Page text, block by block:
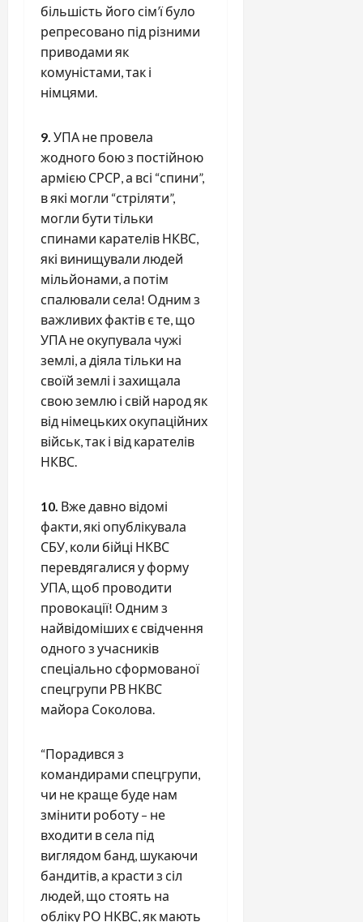
більшість його сім’ї було
репресовано під різними
приводами як
комуністами, так і
німцями.
9. УПА не провела
жодного бою з постійною
армією СРСР, а всі “спини”,
в які могли “стріляти”,
могли бути тільки
спинами карателів НКВС,
які винищували людей
мільйонами, а потім
спалювали села! Одним з
важливих фактів є те, що
УПА не окупувала чужі
землі, а діяла тільки на
своїй землі і захищала
свою землю і свій народ як
від німецьких окупаційних
військ, так і від карателів
НКВС.
10. Вже давно відомі
факти, які опублікувала
СБУ, коли бійці НКВС
перевдягалися у форму
УПА, щоб проводити
провокації! Одним з
найвідоміших є свідчення
одного з учасників
спеціально сформованої
спецгрупи РВ НКВС
майора Соколова.
“Порадився з
командирами спецгрупи,
чи не краще буде нам
змінити роботу – не
входити в села під
виглядом банд, шукаючи
бандитів, а красти з сіл
людей, що стоять на
обліку РО НКВС, як мають